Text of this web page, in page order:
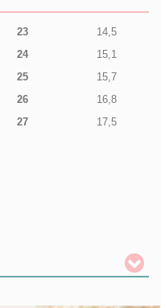
23
14,5
24
15,1
25
15,7
26
16,8
27
17,5